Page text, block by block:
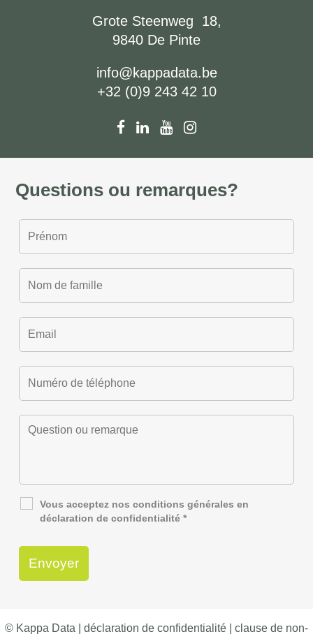
Grote Steenweg 18,
9840 De Pinte
info@kappadata.be
+32 (0)9 243 42 10
Questions ou remarques?
Vous acceptez nosconditions générales en
déclaration de confidentialité *
© Kappa Data | déclaration de confidentialité clause de non-